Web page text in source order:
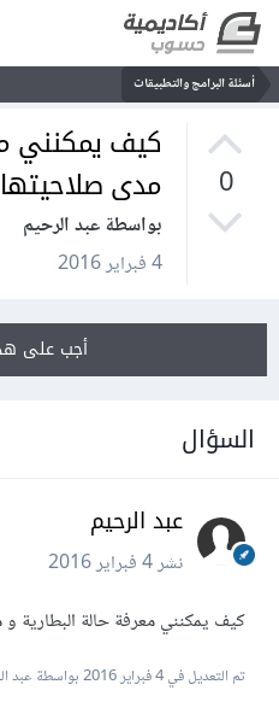
أسئلة البرامج والتطبيقات
0
كيف يمكنني
مدى
بواسطة عبد الرحيم
4 فبراير 2016
أجب على
السؤال
عبد الرحيم
نشر4 فبراير 2016
كيف يمكنني معرفة حالة البطارية
تم التعديل في4 فبراير 2016 بواسطة عبد